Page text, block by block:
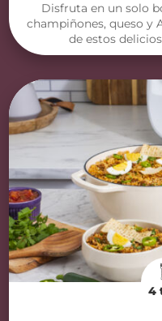
Disfruta en un solo
champiñones, queso y
de estos
4